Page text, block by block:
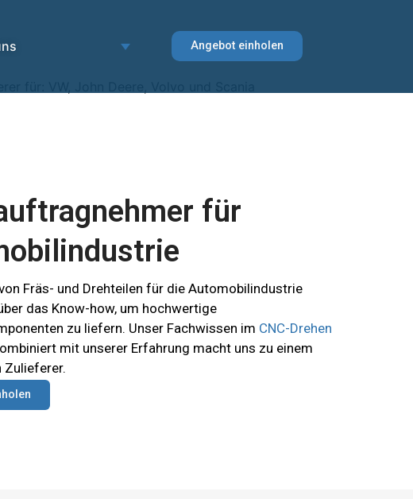
Angebot einholen
für
Fräs- und Drehteilen für die Automobilindustrie
das Know-how, um hochwertige
zu liefern. Unser Fachwissen im CNC-Drehen
mit unserer Erfahrung macht uns zu einem
Zulieferer.